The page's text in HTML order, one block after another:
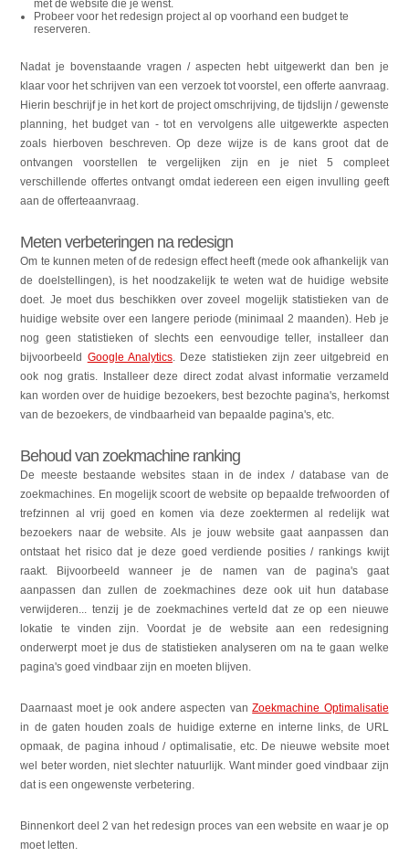
met de website die je wenst.
Probeer voor het redesign project al op voorhand een budget te
reserveren.
Nadat je bovenstaande vragen / aspecten hebt uitgewerkt dan ben je
klaar voor het schrijven van een verzoek tot voorstel, een offerte aanvraag.
Hierin beschrijf je in het kort de project omschrijving, de tijdslijn / gewenste
planning, het budget van - tot en vervolgens alle uitgewerkte aspecten
zoals hierboven beschreven. Op deze wijze is de kans groot dat de
ontvangen voorstellen te vergelijken zijn en je niet 5 compleet
verschillende offertes ontvangt omdat iedereen een eigen invulling geeft
aan de offerteaanvraag.
Meten verbeteringen na redesign
Om te kunnen meten of de redesign effect heeft (mede ook afhankelijk van
de doelstellingen), is het noodzakelijk te weten wat de huidige website
doet. Je moet dus beschikken over zoveel mogelijk statistieken van de
huidige website over een langere periode (minimaal 2 maanden). Heb je
nog geen statistieken of slechts een eenvoudige teller, installeer dan
bijvoorbeeld Google Analytics. Deze statistieken zijn zeer uitgebreid en
ook nog gratis. Installeer deze direct zodat alvast informatie verzameld
kan worden over de huidige bezoekers, best bezochte pagina's, herkomst
van de bezoekers, de vindbaarheid van bepaalde pagina's, etc.
Behoud van zoekmachine ranking
De meeste bestaande websites staan in de index / database van de
zoekmachines. En mogelijk scoort de website op bepaalde trefwoorden of
trefzinnen al vrij goed en komen via deze zoektermen al redelijk wat
bezoekers naar de website. Als je jouw website gaat aanpassen dan
ontstaat het risico dat je deze goed verdiende posities / rankings kwijt
raakt. Bijvoorbeeld wanneer je de namen van de pagina's gaat
aanpassen dan zullen de zoekmachines deze ook uit hun database
verwijderen... tenzij je de zoekmachines verteld dat ze op een nieuwe
lokatie te vinden zijn. Voordat je de website aan een redesigning
onderwerpt moet je dus de statistieken analyseren om na te gaan welke
pagina's goed vindbaar zijn en moeten blijven.
Daarnaast moet je ook andere aspecten vanZoekmachine Optimalisatie
in de gaten houden zoals de huidige externe en interne links, de URL
opmaak, de pagina inhoud / optimalisatie, etc. De nieuwe website moet
wel beter worden, niet slechter natuurlijk. Want minder goed vindbaar zijn
dat is een ongewenste verbetering.
Binnenkort deel 2 van het redesign proces van een website en waar je op
moet letten.